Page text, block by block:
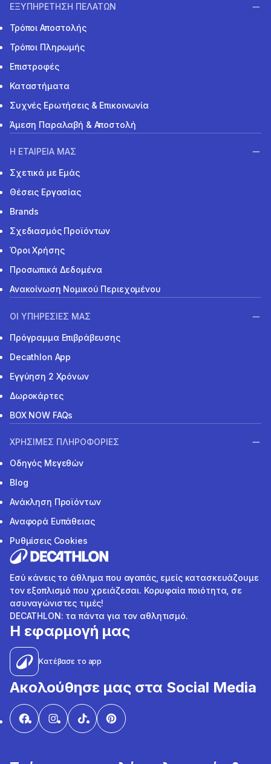
ΕΞΥΠΗΡΕΤΗΣΗ ΠΕΛΑΤΩΝ
Τρόποι Αποστολής
Τρόποι Πληρωμής
Επιστροφές
Καταστήματα
Συχνές Ερωτήσεις & Επικοινωνία
Άμεση Παραλαβή & Αποστολή
Η ΕΤΑΙΡΕΙΑ ΜΑΣ
Σχετικά με Εμάς
Θέσεις Εργασίας
Brands
Σχεδιασμός Προϊόντων
Όροι Χρήσης
Προσωπικά Δεδομένα
Ανακοίνωση Νομικού Περιεχομένου
ΟΙ ΥΠΗΡΕΣΙΕΣ ΜΑΣ
Πρόγραμμα Επιβράβευσης
Decathlon App
Εγγύηση 2 Χρόνων
Δωροκάρτες
BOX NOW FAQs
ΧΡΗΣΙΜΕΣ ΠΛΗΡΟΦΟΡΙΕΣ
Οδηγός Μεγεθών
Blog
Ανάκληση Προϊόντων
Αναφορά Ευπάθειας
Ρυθμίσεις Cookies
Εσύ κάνεις το άθλημα που αγαπάς, εμείς κατασκευάζουμε
τον εξοπλισμό που χρειάζεσαι. Κορυφαία ποιότητα, σε
ασυναγώνιστες τιμές!
DECATHLON: τα πάντα για τον αθλητισμό.
Η εφαρμογή μας
Κατέβασε το app
Ακολούθησε μας στα Social Media